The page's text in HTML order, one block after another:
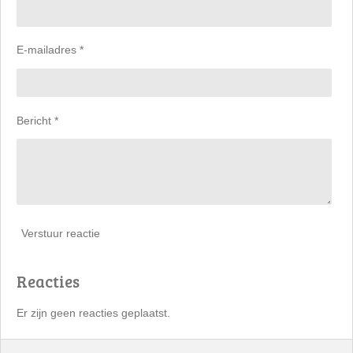
E-mailadres *
Bericht *
Verstuur reactie
Reacties
Er zijn geen reacties geplaatst.